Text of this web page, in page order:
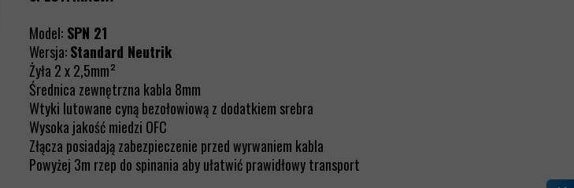
Model: SPN 21
Wersja:Standard Neutrik
Żyła 2 x 2,5mm²
Średnica zewnętrzna kabla 8mm
Wtyki lutowane cyną bezołowiową z dodatkiem srebra
Wysoka jakość miedzi OFC
Złącza posiadają zabezpieczenie przed wyrwaniem kabla
Powyżej 3m rzep do spinania aby ułatwić prawidłowy transport